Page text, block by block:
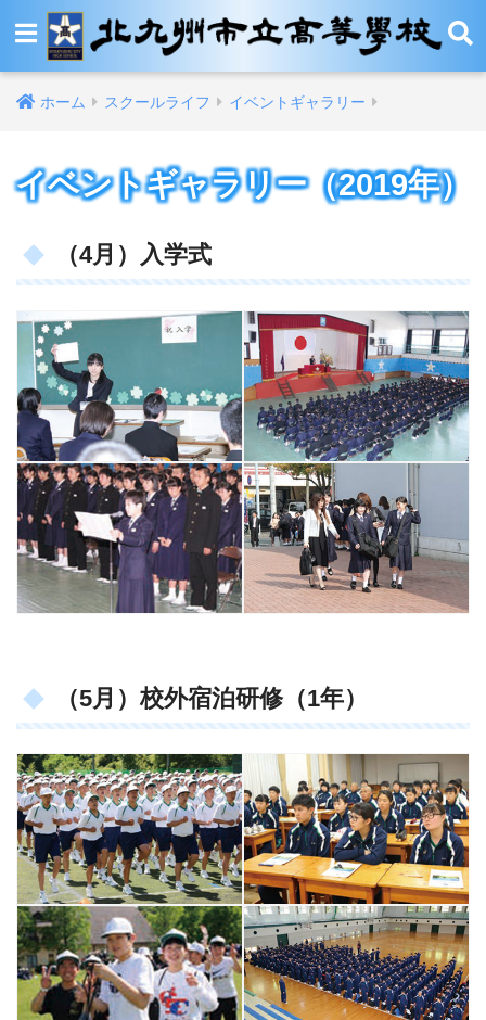
ホーム スクールライフ イベントギャラリー
イベントギャラリー（2019年）
（4月）入学式
（5月）校外宿泊研修（1年）